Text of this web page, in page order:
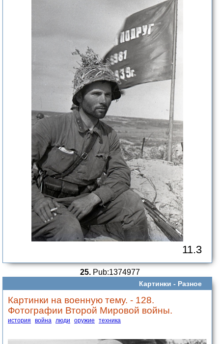
11.3
25. Pub:1374977
Картинки - Разное
Картинки на военную тему. - 128.
Фотографии Второй Мировой войны.
история война люди оружие техника